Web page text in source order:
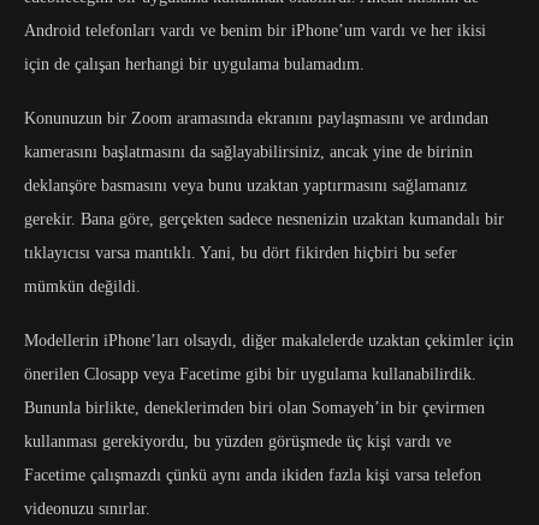
Android telefonları vardı ve benim bir iPhone’um vardı ve her ikisi
için de çalışan herhangi bir uygulama bulamadım.
Konunuzun bir Zoom aramasında ekranını paylaşmasını ve ardından
kamerasını başlatmasını da sağlayabilirsiniz, ancak yine de birinin
deklanşöre basmasını veya bunu uzaktan yaptırmasını sağlamanız
gerekir. Bana göre, gerçekten sadece nesnenizin uzaktan kumandalı bir
tıklayıcısı varsa mantıklı. Yani, bu dört fikirden hiçbiri bu sefer
mümkün değildi.
Modellerin iPhone’ları olsaydı, diğer makalelerde uzaktan çekimler için
önerilen Closapp veya Facetime gibi bir uygulama kullanabilirdik.
Bununla birlikte, deneklerimden biri olan Somayeh’in bir çevirmen
kullanması gerekiyordu, bu yüzden görüşmede üç kişi vardı ve
Facetime çalışmazdı çünkü aynı anda ikiden fazla kişi varsa telefon
videonuzu sınırlar.